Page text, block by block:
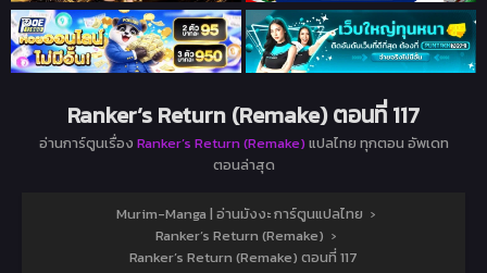
Ranker’s Return (Remake) ตอนที่ 117
อ่านการ์ตูนเรื่อง Ranker’s Return (Remake) แปลไทย ทุกตอน อัพเดท
ตอนล่าสุด
Murim-Manga | อ่านมังงะ การ์ตูนแปลไทย ›
Ranker’s Return (Remake) ›
Ranker’s Return (Remake) ตอนที่ 117